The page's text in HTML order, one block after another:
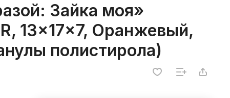
Зайка моя»
13x17x7, Оранжевый,
полистирола)